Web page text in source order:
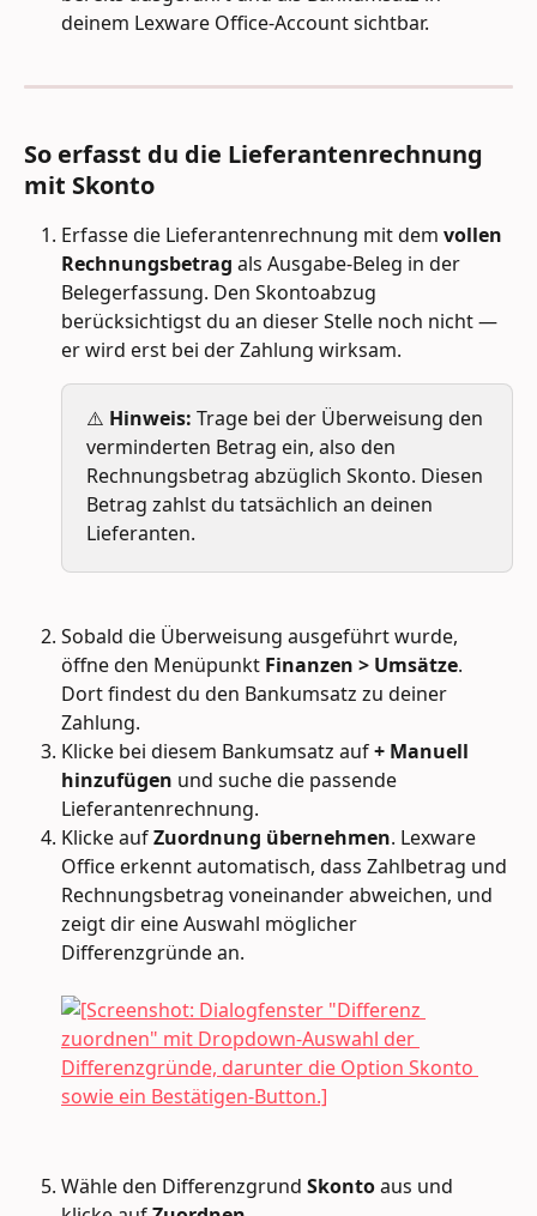
deinem Lexware Office-Account sichtbar.
So erfasst du die Lieferantenrechnung
mit Skonto
Erfasse die Lieferantenrechnung mit dem vollen
Rechnungsbetrag als Ausgabe-Beleg in der
Belegerfassung. Den Skontoabzug
berücksichtigst du an dieser Stelle noch nicht —
er wird erst bei der Zahlung wirksam.
⚠️ Hinweis: Trage bei der Überweisung den
verminderten Betrag ein, also den
Rechnungsbetrag abzüglich Skonto. Diesen
Betrag zahlst du tatsächlich an deinen
Lieferanten.
Sobald die Überweisung ausgeführt wurde,
öffne den Menüpunkt Finanzen > Umsätze.
Dort findest du den Bankumsatz zu deiner
Zahlung.
Klicke bei diesem Bankumsatz auf + Manuell
hinzufügen und suche die passende
Lieferantenrechnung.
Klicke auf Zuordnung übernehmen. Lexware
Office erkennt automatisch, dass Zahlbetrag und
Rechnungsbetrag voneinander abweichen, und
zeigt dir eine Auswahl möglicher
Differenzgründe an.
Wähle den Differenzgrund Skonto aus und